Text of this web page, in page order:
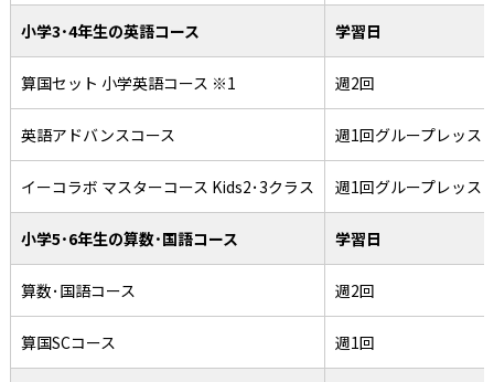
小学3･4年生の英語コース 学習日
算国セット 小学英語コース ※1 週2回
英語アドバンスコース 週1回グループレッス
イーコラボ マスターコース Kids2･3クラス 週1回グループレッス
小学5･6年生の算数･国語コース 学習日
算数･国語コース 週2回
算国SCコース 週1回